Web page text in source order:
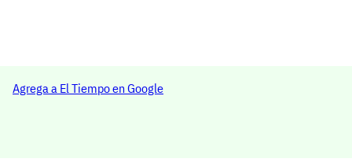
Agrega a El Tiempo en Google